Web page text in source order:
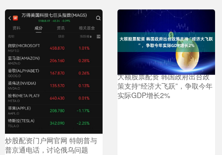
炒股配资门户网官网 特朗普与
普京通电话，讨论俄乌问题
大额股票配资 韩国政府出台政
策支持“经济大飞跃”，争取今年
实际GDP增长2%